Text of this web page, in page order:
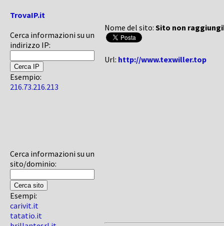
TrovaIP.it
Cerca informazioni su un
indirizzo IP:
Esempio:
216.73.216.213
Cerca informazioni su un
sito/dominio:
Esempi:
carivit.it
tatatio.it
Nome del sito: Sito non
Url: http://www.texwiller.top